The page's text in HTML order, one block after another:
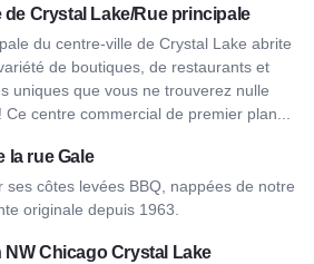
de Crystal Lake/Rue principale
du centre-ville de Crystal Lake abrite
de boutiques, de restaurants et
uniques que vous ne trouverez nulle
Ce centre commercial de premier plan...
Crystal Lake/Main Street
la rue Gale
ses côtes levées BBQ, nappées de notre
originale depuis 1963.
NW Chicago Crystal Lake
Crystal Lake